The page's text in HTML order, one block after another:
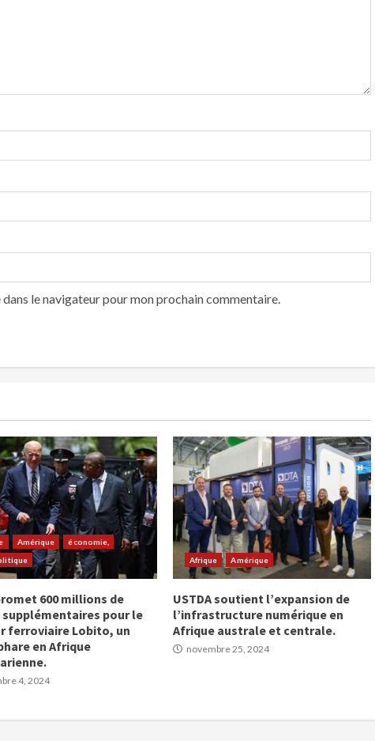
le navigateur pour mon prochain commentaire.
Amérique
économie,
600 millions de
pour le
ferroviaire Lobito, un
en Afrique
4, 2024
Afrique Amérique
USTDA soutient l’expansion de
l’infrastructure numérique en
Afrique australe et centrale.
novembre 25, 2024